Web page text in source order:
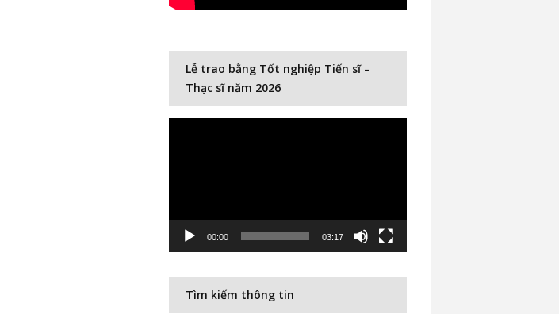
Lễ trao bằng Tốt nghiệp Tiến sĩ –
Thạc sĩ năm 2026
00:00 03:17
Tìm kiếm thông tin